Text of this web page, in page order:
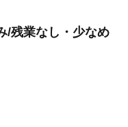
/残業なし・少なめ